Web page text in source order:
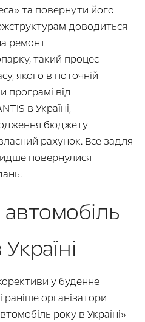
та повернути його
доводиться
ремонт
такий процес
якого в поточній
програмі від
в Україні,
бюджету
рахунок. Все задля
повернулися
у буденне
раніше організатори
року в Україні»